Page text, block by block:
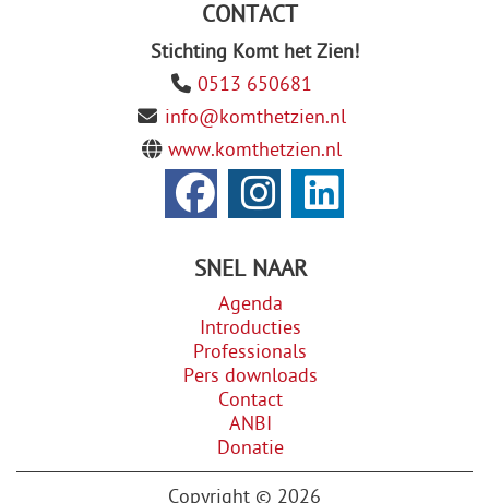
CONTACT
Stichting Komt het Zien!
0513 650681
info@komthetzien.nl
www.komthetzien.nl
SNEL NAAR
Agenda
Introducties
Professionals
Pers downloads
Contact
ANBI
Donatie
Copyright © 2026